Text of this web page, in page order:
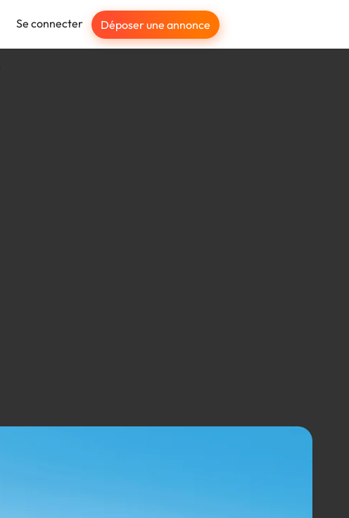
Se connecter Déposer une annonce